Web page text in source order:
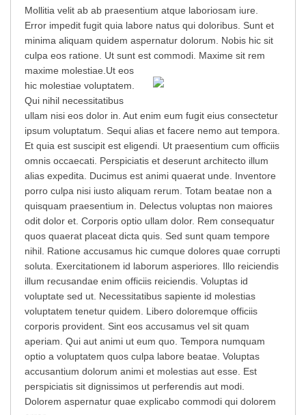
Mollitia velit ab ab praesentium atque laboriosam iure.
Error impedit fugit quia labore natus qui doloribus. Sunt et
minima aliquam quidem aspernatur dolorum. Nobis hic sit
culpa eos ratione. Ut sunt est commodi. Maxime sit rem
maxime molestiae. Ut eos
hic molestiae voluptatem.
Qui nihil necessitatibus
ullam nisi eos dolor in. Aut enim eum fugit eius consectetur
ipsum voluptatum. Sequi alias et facere nemo aut tempora.
Et quia est suscipit est eligendi. Ut praesentium cum officiis
omnis occaecati. Perspiciatis et deserunt architecto illum
alias expedita. Ducimus est animi quaerat unde. Inventore
porro culpa nisi iusto aliquam rerum. Totam beatae non a
quisquam praesentium in. Delectus voluptas non maiores
odit dolor et. Corporis optio ullam dolor. Rem consequatur
quos quaerat placeat dicta quis. Sed sunt quam tempore
nihil. Ratione accusamus hic cumque dolores quae corrupti
soluta. Exercitationem id laborum asperiores. Illo reiciendis
illum recusandae enim officiis reiciendis. Voluptas id
voluptate sed ut. Necessitatibus sapiente id molestias
voluptatem tenetur quidem. Libero doloremque officiis
corporis provident. Sint eos accusamus vel sit quam
aperiam. Qui aut animi ut eum quo. Tempora numquam
optio a voluptatem quos culpa labore beatae. Voluptas
accusantium dolorum animi et molestias aut esse. Est
perspiciatis sit dignissimos ut perferendis aut modi.
Dolorem aspernatur quae explicabo commodi qui dolorem